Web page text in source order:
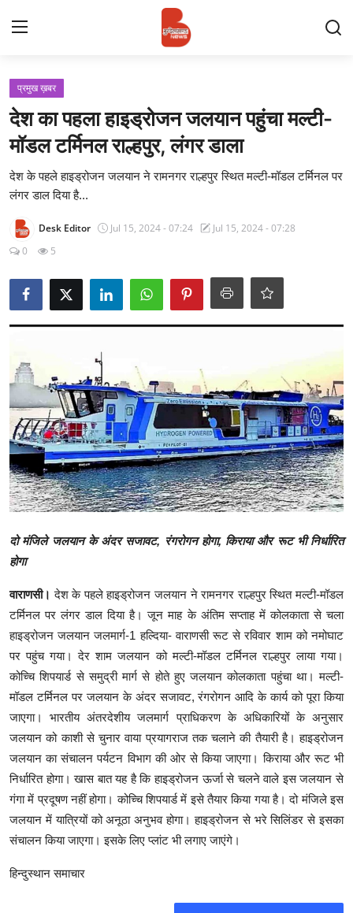
Login
Contact
प्रमुख ख़बर
राज्य
बुन्देलखण्ड
वीडियो
क्राइम
स्पोर्ट्स
मनोरंजन
गैलरी
प्रमुख ख़बर
देश का पहला हाइड्रोजन जलयान पहुंचा मल्टी-
मॉडल टर्मिनल राल्हपुर, लंगर डाला
देश के पहले हाइड्रोजन जलयान ने रामनगर राल्हपुर स्थित मल्टी-मॉडल टर्मिनल पर
लंगर डाल दिया है...
Desk Editor Jul 15, 2024 - 07:24
Jul 15, 2024 - 07:28
0
5
दो मंजिले जलयान के अंदर सजावट, रंगरोगन होगा, किराया और रूट भी निर्धारित
होगा
वाराणसी। देश के पहले हाइड्रोजन जलयान ने रामनगर राल्हपुर स्थित मल्टी-मॉडल
टर्मिनल पर लंगर डाल दिया है। जून माह के अंतिम सप्ताह में कोलकाता से चला
हाइड्रोजन जलयान जलमार्ग-1 हल्दिया- वाराणसी रूट से रविवार शाम को नमोघाट
पर पहुंच गया। देर शाम जलयान को मल्टी-मॉडल टर्मिनल राल्हपुर लाया गया।
कोच्चि शिपयार्ड से समुद्री मार्ग से होते हुए जलयान कोलकाता पहुंचा था। मल्टी-
मॉडल टर्मिनल पर जलयान के अंदर सजावट, रंगरोगन आदि के कार्य को पूरा किया
जाएगा। भारतीय अंतरदेशीय जलमार्ग प्राधिकरण के अधिकारियों के अनुसार
जलयान को काशी से चुनार वाया प्रयागराज तक चलाने की तैयारी है। हाइड्रोजन
जलयान का संचालन पर्यटन विभाग की ओर से किया जाएगा। किराया और रूट भी
निर्धारित होगा। खास बात यह है कि हाइड्रोजन ऊर्जा से चलने वाले इस जलयान से
गंगा में प्रदूषण नहीं होगा। कोच्चि शिपयार्ड में इसे तैयार किया गया है। दो मंजिले इस
जलयान में यात्रियों को अनूठा अनुभव होगा। हाइड्रोजन से भरे सिलिंडर से इसका
संचालन किया जाएगा। इसके लिए प्लांट भी लगाए जाएंगे।
हिन्दुस्थान समाचार